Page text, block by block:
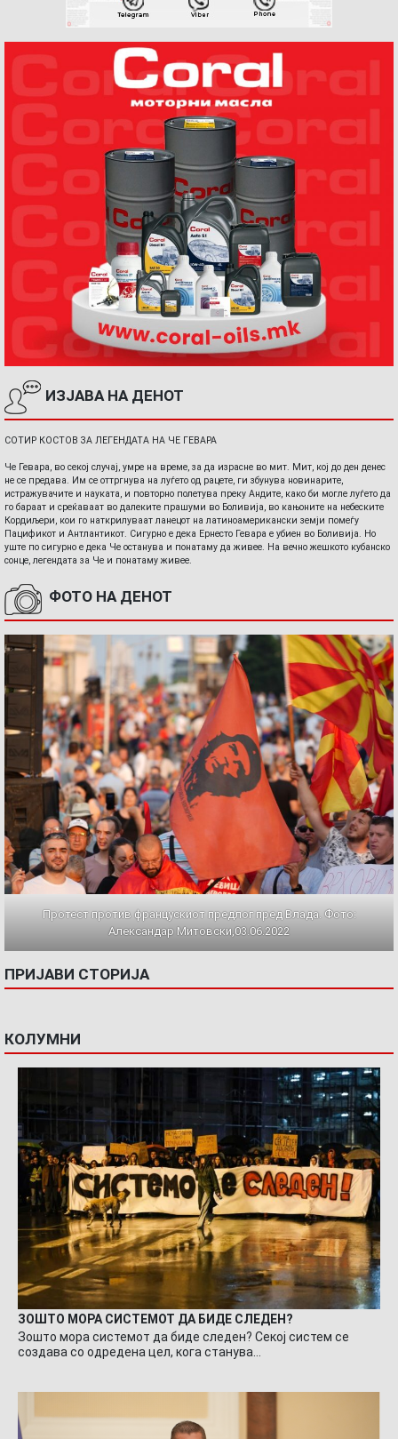
ИЗЈАВА НА ДЕНОТ
СОТИР КОСТОВ ЗА ЛЕГЕНДАТА НА ЧЕ ГЕВАРА
Че Гевара, во секој случај, умре на време, за да израсне во мит. Мит, кој до ден денес
не се предава. Им се оттргнува на луѓето од рацете, ги збунува новинарите,
истражувачите и науката, и повторно полетува преку Андите, како би могле луѓето да
го бараат и среќаваат во далеките прашуми во Боливија, во кањоните на небеските
Кордиљери, кои го наткрилуваат ланецот на латиноамерикански земји помеѓу
Пацификот и Антлантикот. Сигурно е дека Ернесто Гевара е убиен во Боливија. Но
уште по сигурно е дека Че останува и понатаму да живее. На вечно жешкото кубанско
сонце, легендата за Че и понатаму живее.
ФОТО НА ДЕНОТ
Протест против францускиот предлог пред Влада. Фото:
Александар Митовски,03.06.2022
ПРИЈАВИ СТОРИЈА
КОЛУМНИ
ЗОШТО МОРА СИСТЕМОТ ДА БИДЕ СЛЕДЕН?
Зошто мора системот да биде следен? Секој систем се
создава со одредена цел, кога станува…